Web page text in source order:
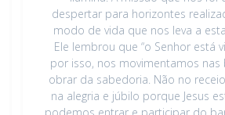
despertar para horizontes
modo de vida que nos leva a
Ele lembrou que “o Senhor está
por isso, nos movimentamos nas
obrar da sabedoria. Não no
na alegria e júbilo porque Jesus